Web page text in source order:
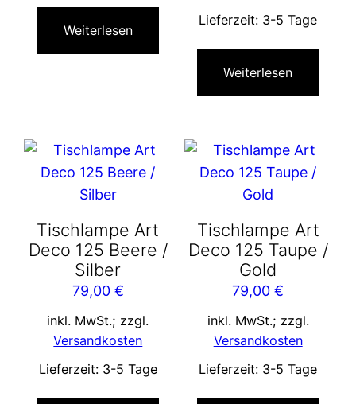
Weiterlesen
Lieferzeit: 3-5 Tage
Weiterlesen
Tischlampe Art
Deco 125 Beere /
Silber
79,00 €
inkl. MwSt.; zzgl.
Versandkosten
Lieferzeit: 3-5 Tage
Tischlampe Art
Deco 125 Taupe /
Gold
79,00€
inkl. MwSt.; zzgl.
Versandkosten
Lieferzeit: 3-5 Tage